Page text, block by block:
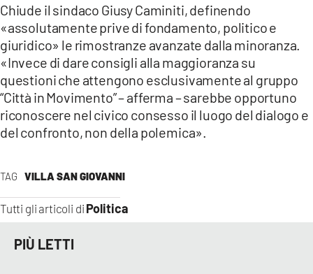
TAG VILLA SAN GIOVANNI
Tutti gli articoli di Politica
Chiude il sindaco Giusy Caminiti, definendo
«assolutamente prive di fondamento, politico e
giuridico» le rimostranze avanzate dalla minoranza.
«Invece di dare consigli alla maggioranza su
questioni che attengono esclusivamente al gruppo
“Città in Movimento” – afferma – sarebbe opportuno
riconoscere nel civico consesso il luogo del dialogo e
del confronto, non della polemica».
PIÙ LETTI